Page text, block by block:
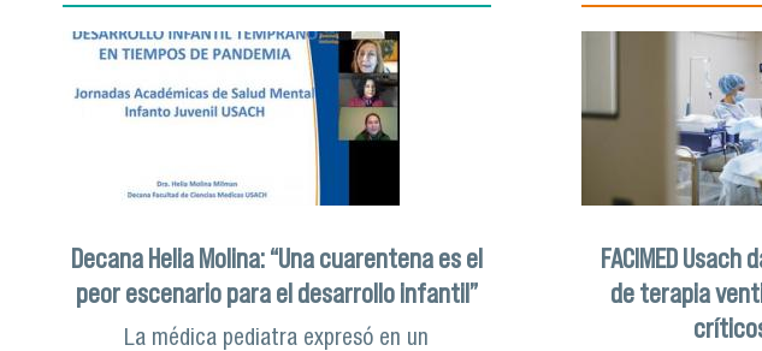
Decana Helia Molina: “Una cuarentena es el
peor escenario para el desarrollo infantil”
La médica pediatra expresó en un
FACIMED
de terapia